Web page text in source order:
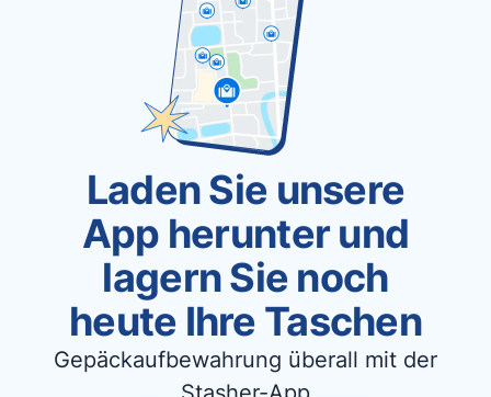
Laden Sie unsere
App herunter und
lagern Sie noch
heute Ihre Taschen
Gepäckaufbewahrung überall mit der